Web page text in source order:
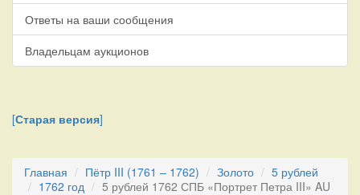
Ответы на ваши сообщения
Владельцам аукционов
[Старая версия]
Главная Пётр III (1761 – 1762) Золото
5 рублей
1762 год
5 рублей 1762 СПБ «Портрет Петра III» AU